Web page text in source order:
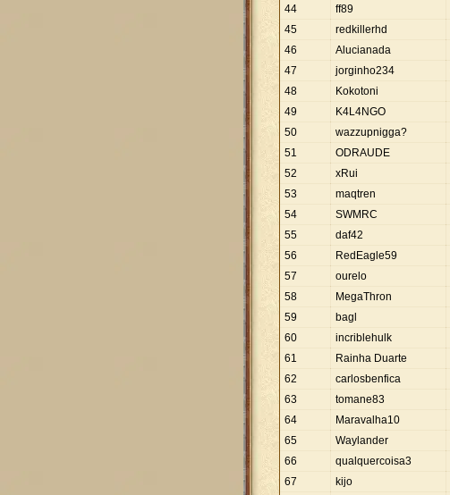
44
ff89
45
redkillerhd
46
Alucianada
47
jorginho234
48
Kokotoni
49
K4L4NGO
50
wazzupnigga?
51
ODRAUDE
52
xRui
53
maqtren
54
SWMRC
55
daf42
56
RedEagle59
57
ourelo
58
MegaThron
59
bagl
60
incriblehulk
61
Rainha Duarte
62
carlosbenfica
63
tomane83
64
Maravalha10
65
Waylander
66
qualquercoisa3
67
kijo